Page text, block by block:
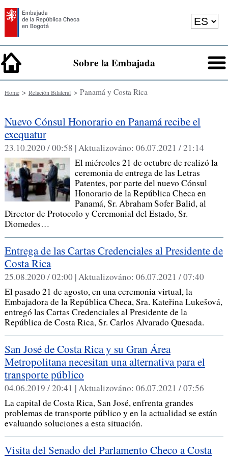
Sobre la Embajada
Home> Relación Bilateral> Panamá y Costa Rica
Nuevo Cónsul Honorario en Panamá recibe el
exequatur
23.10.2020 / 00:58 |Aktualizováno: 06.07.2021 / 21:14
El miércoles 21 de octubre de realizó la
ceremonia de entrega de las Letras
Patentes, por parte del nuevo Cónsul
Honorario de la República Checa en
Panamá, Sr. Abraham Sofer Balid, al
Director de Protocolo y Ceremonial del Estado, Sr.
Diomedes…
Entrega de las Cartas Credenciales al Presidente de
Costa Rica
25.08.2020 / 02:00 |Aktualizováno: 06.07.2021 / 07:40
El pasado 21 de agosto, en una ceremonia virtual, la
Embajadora de la República Checa, Sra. Kateřina Lukešová,
entregó las Cartas Credenciales al Presidente de la
República de Costa Rica, Sr. Carlos Alvarado Quesada.
San José de Costa Rica y su Gran Área
Metropolitana necesitan una alternativa para el
transporte público
04.06.2019 / 20:41 |Aktualizováno: 06.07.2021 / 07:56
La capital de Costa Rica, San José, enfrenta grandes
problemas de transporte público y en la actualidad se están
evaluando soluciones a esta situación.
Visita del Senado del Parlamento Checo a Costa